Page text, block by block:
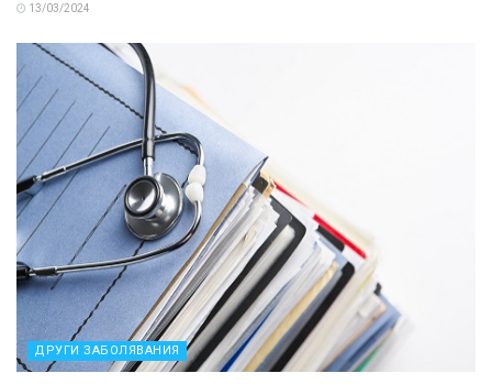
13/03/2024
ДРУГИ ЗАБОЛЯВАНИЯ